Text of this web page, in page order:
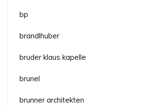
bp
brandlhuber
bruder klaus kapelle
brunel
brunner architekten